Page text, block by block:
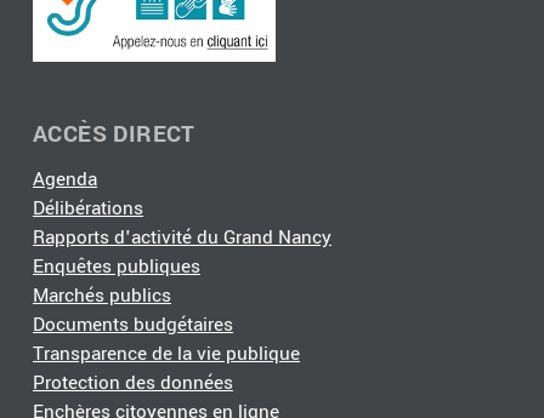
ACCÈS DIRECT
Agenda
Délibérations
Rapports d'activité du Grand Nancy
Enquêtes publiques
Marchés publics
Documents budgétaires
Transparence de la vie publique
Protection des données
Enchères citoyennes en ligne